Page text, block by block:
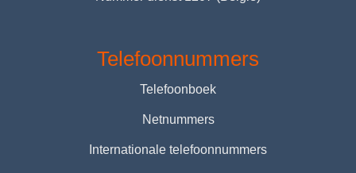
Telefoonnummers
Telefoonboek
Netnummers
Internationale telefoonnummers